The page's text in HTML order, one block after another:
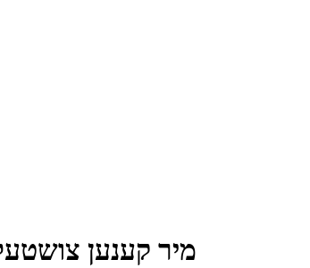
מיר קענען